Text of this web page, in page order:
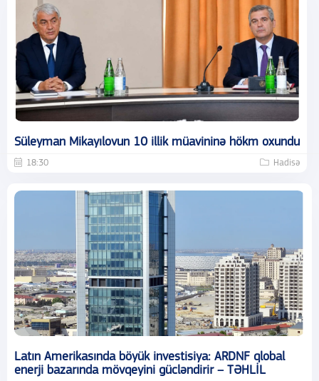
Süleyman Mikayılovun 10 illik müavininə hökm oxundu
18:30 Hadisə
Latın Amerikasında böyük investisiya: ARDNF qlobal
enerji bazarında mövqeyini gücləndirir – TƏHLİL